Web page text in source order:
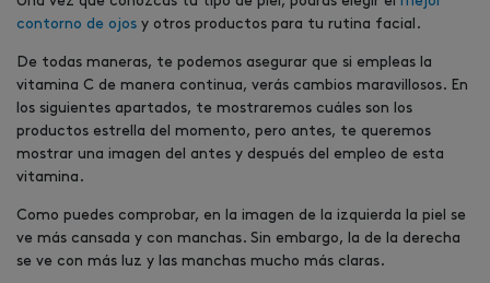
contorno de ojos y otros productos para tu rutina facial.
De todas maneras, te podemos asegurar que si empleas la
vitamina C de manera continua, verás cambios maravillosos. En
los siguientes apartados, te mostraremos cuáles son los
productos estrella del momento, pero antes, te queremos
mostrar una imagen del antes y después del empleo de esta
vitamina.
Como puedes comprobar, en la imagen de la izquierda la piel se
ve más cansada y con manchas. Sin embargo, la de la derecha
se ve con más luz y las manchas mucho más claras.